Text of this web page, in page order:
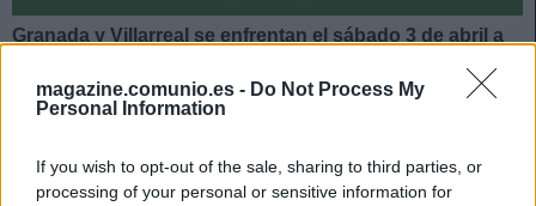
magazine.comunio.es - Do Not Process My
Personal Information
If you wish to opt-out of the sale, sharing to third parties, or
processing of your personal or sensitive information for
Granada y Villarreal se enfrentan el sábado 3 de abril a
las 14:00 horas. ¿Quién jugará en los locales? ¿Con qué
alineación saldrán los de Emery? A continuación, las
posibles alineaciones del Granada-Villarreal.
Granada